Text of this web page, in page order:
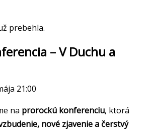
prebehla.
– V Duchu a
21:00
na prorockú konferenciu, ktorá
nové zjavenie a čerstvý